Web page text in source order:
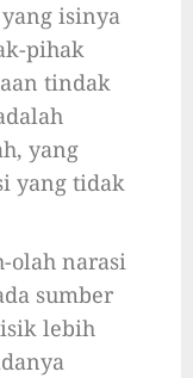
isinya
pihak
tindak
yang
yang tidak
olah narasi
sumber
lebih